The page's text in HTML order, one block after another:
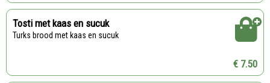
Tosti met kaas en sucuk
Turks brood met kaas en sucuk
€ 7.50